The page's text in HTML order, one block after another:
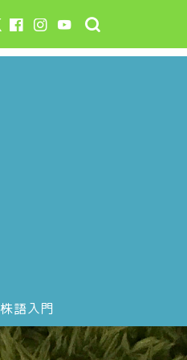
株語入門